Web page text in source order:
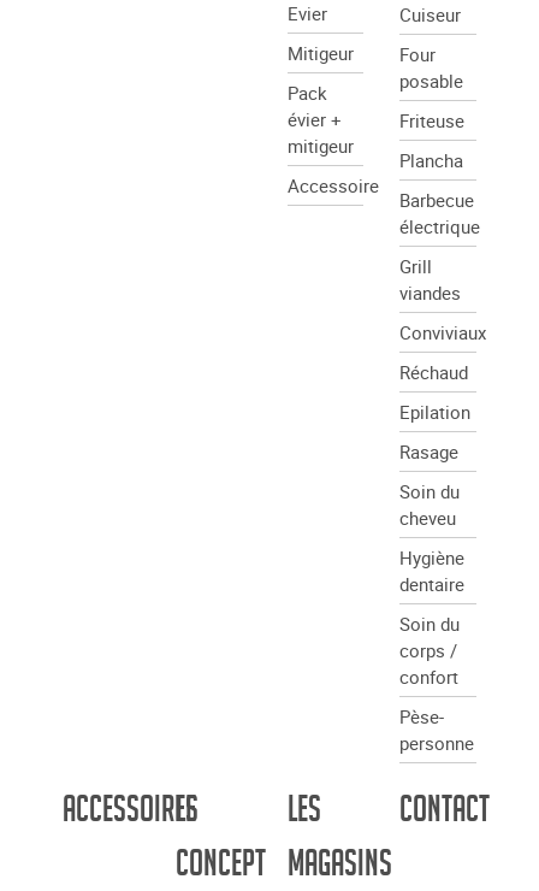
Evier
Mitigeur
Pack
évier +
mitigeur
Accessoire
Cuiseur
Four
posable
Friteuse
Plancha
Barbecue
électrique
Grill
viandes
Conviviaux
Réchaud
Epilation
Rasage
Soin du
cheveu
Hygiène
dentaire
Soin du
corps /
confort
Pèse-
personne
Accessoires
Le
concept
Les
magasins
Contact